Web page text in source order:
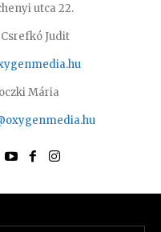
utca 22.
Csrefkó Judit
Mária